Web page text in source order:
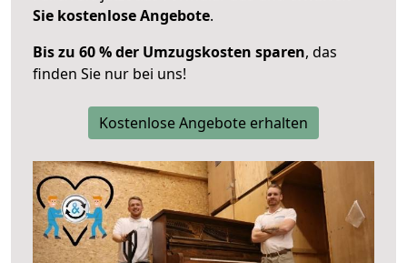
Sie kostenlose Angebote.
Bis zu 60 % der Umzugskosten sparen, das
finden Sie nur bei uns!
Kostenlose Angebote erhalten